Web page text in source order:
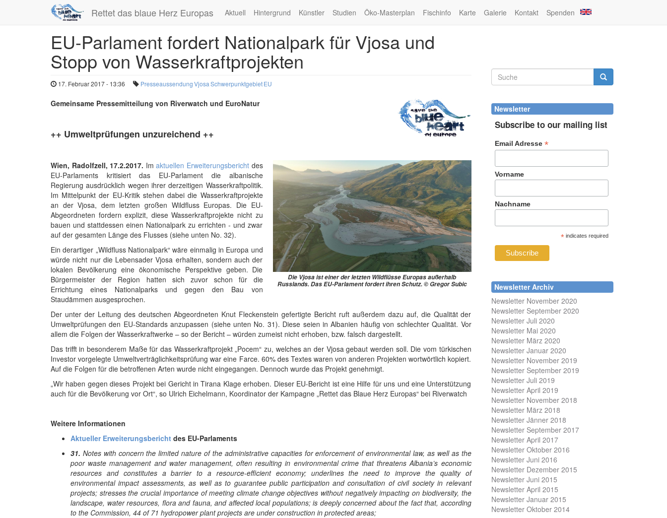
Rettet das blaue Herz Europas Aktuell Hintergrund Künstler Studien Öko-Masterplan Fischinfo Karte Galerie Kontakt Spenden
EU-Parlament fordert Nationalpark für Vjosa und
Stopp von Wasserkraftprojekten
17. Februar 2017 - 13:36 PresseaussendungVjosaSchwerpunktgebietEU
Gemeinsame Pressemitteilung von Riverwatch und EuroNatur
++ Umweltprüfungen unzureichend ++
Die Vjosa ist einer der letzten Wildflüsse Europas außerhalb
Russlands. Das EU-Parlament fordert ihren Schutz. © Gregor Subic
Wien, Radolfzell, 17.2.2017. Imaktuellen Erweiterungsberichtdes
EU-Parlaments kritisiert das EU-Parlament die albanische
Regierung ausdrücklich wegen ihrer derzeitigen Wasserkraftpolitik.
Im Mittelpunkt der EU-Kritik stehen dabei die Wasserkraftprojekte
an der Vjosa, dem letzten großen Wildfluss Europas. Die EU-
Abgeordneten fordern explizit, diese Wasserkraftprojekte nicht zu
bauen und stattdessen einen Nationalpark zu errichten - und zwar
auf der gesamten Länge des Flusses (siehe unten No. 32).
Ein derartiger „Wildfluss Nationalpark“ wäre einmalig in Europa und
würde nicht nur die Lebensader Vjosa erhalten, sondern auch der
lokalen Bevölkerung eine ökonomische Perspektive geben. Die
Bürgermeister der Region hatten sich zuvor schon für die
Errichtung eines Nationalparks und gegen den Bau von
Staudämmen ausgesprochen.
Der unter der Leitung des deutschen Abgeordneten Knut Fleckenstein gefertigte Bericht ruft außerdem dazu auf, die Qualität der
Umweltprüfungen den EU-Standards anzupassen (siehe unten No. 31). Diese seien in Albanien häufig von schlechter Qualität. Vor
allem die Folgen der Wasserkraftwerke – so der Bericht – würden zumeist nicht erhoben, bzw. falsch dargestellt.
Das trifft in besonderem Maße für das Wasserkraftprojekt „Pocem“ zu, welches an der Vjosa gebaut werden soll. Die vom türkischen
Investor vorgelegte Umweltverträglichkeitsprüfung war eine Farce. 60% des Textes waren von anderen Projekten wortwörtlich kopiert.
Auf die Folgen für die betroffenen Arten wurde nicht eingegangen. Dennoch wurde das Projekt genehmigt.
„Wir haben gegen dieses Projekt bei Gericht in Tirana Klage erhoben. Dieser EU-Bericht ist eine Hilfe für uns und eine Unterstützung
auch für die Bevölkerung vor Ort“, so Ulrich Eichelmann, Koordinator der Kampagne „Rettet das Blaue Herz Europas“ bei Riverwatch
Weitere Informationen
Aktueller Erweiterungsbericht des EU-Parlaments
31. Notes with concern the limited nature of the administrative capacities for enforcement of environmental law, as well as the
poor waste management and water management, often resulting in environmental crime that threatens Albania’s economic
resources and constitutes a barrier to a resource-efficient economy; underlines the need to improve the quality of
environmental impact assessments, as well as to guarantee public participation and consultation of civil society in relevant
projects; stresses the crucial importance of meeting climate change objectives without negatively impacting on biodiversity, the
landscape, water resources, flora and fauna, and affected local populations; is deeply concerned about the fact that, according
to the Commission, 44 of 71 hydropower plant projects are under construction in protected areas;
Suchformular
Newsletter
Subscribe to our mailing list
Email Adresse *
Vorname
Nachname
* indicates required
Newsletter Archiv
Newsletter November 2020
Newsletter September 2020
Newsletter Juli 2020
Newsletter Mai 2020
Newsletter März 2020
Newsletter Januar 2020
Newsletter November 2019
Newsletter September 2019
Newsletter Juli 2019
Newsletter April 2019
Newsletter November 2018
Newsletter März 2018
Newsletter Jänner 2018
Newsletter September 2017
Newsletter April 2017
Newsletter Oktober 2016
Newsletter Juni 2016
Newsletter Dezember 2015
Newsletter Juni 2015
Newsletter April 2015
Newsletter Januar 2015
Newsletter Oktober 2014